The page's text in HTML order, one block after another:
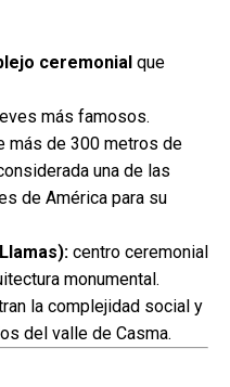
ceremonial que
más famosos.
más de 300 metros de
una de las
de América para su
centro ceremonial
monumental.
la complejidad social y
del valle de Casma.